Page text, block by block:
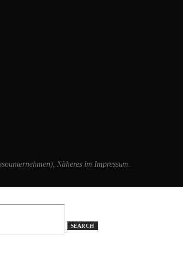
Näheres im Impressum.
SEARCH